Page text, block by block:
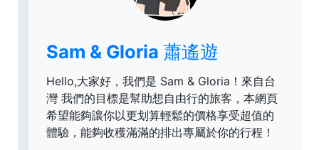
Sam & Gloria 蕭遙遊
Hello,大家好，我們是 Sam & Gloria！來自台
灣 我們的目標是幫助想自由行的旅客，本網頁
希望能夠讓你以更划算輕鬆的價格享受超值的
體驗，能夠收穫滿滿的排出專屬於你的行程！